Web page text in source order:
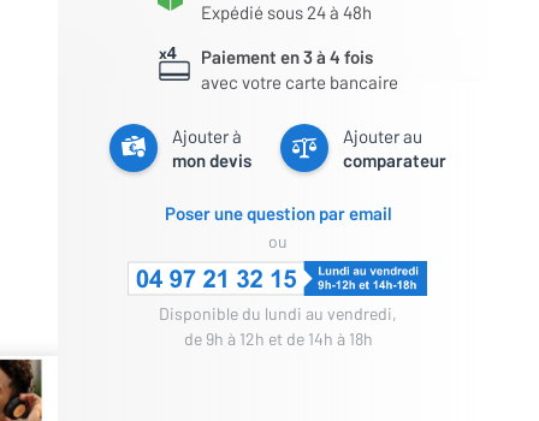
Expédié sous 24 à 48h
Paiement en 3 à 4 fois
avec votre carte bancaire
Ajouter à
mon devis
Ajouter au
comparateur
Poser une question par email
ou
Disponible du lundi au vendredi,
de 9h à 12h et de 14h à 18h